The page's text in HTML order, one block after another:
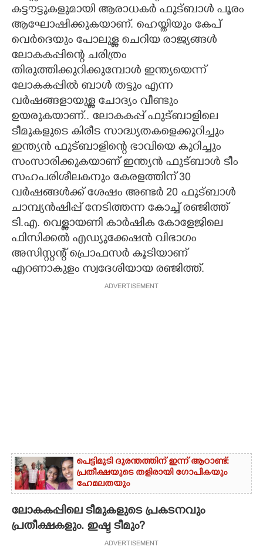
കട്ടൗട്ടുകളുമായി ആരാധകർ ഫുട്ബാൾ പൂരം
ആഘോഷിക്കുകയാണ്. ഹെയ്തിയും കേപ്
വെർദെയും പോലുള്ള ചെറിയ രാജ്യങ്ങൾ
ലോകകപ്പിന്റെ ചരിത്രം
തിരുത്തിക്കുറിക്കുമ്പോൾ ഇന്ത്യയെന്ന്
ലോകകപ്പിൽ ബാൾ തട്ടും എന്ന
വ‌ർഷങ്ങളായുള്ള ചോദ്യം വീണ്ടും
ഉയരുകയാണ്.. ലോകകപ്പ് ഫുട്ബാളിലെ
ടീമുകളുടെ കിരീട സാദ്ധ്യതകളെക്കുറിച്ചും
ഇന്ത്യൻ ഫുട്ബാളിന്റെ ഭാവിയെ കുറിച്ചും
സംസാരിക്കുകയാണ് ഇന്ത്യൻ ഫുട്ബാൾ ടീം
സഹപരിശീലകനും കേരളത്തിന് 30
വർഷങ്ങൾക്ക് ശേഷം അണ്ടർ 20 ഫുട്ബാൾ
ചാമ്പ്യൻഷിപ്പ് നേടിത്തന്ന കോച്ച് രഞ്ജിത്ത്
ടി.എ. വെള്ളായണി കാർഷിക കോളേജിലെ
ഫിസിക്കൽ എഡ്യുക്കേഷൻ വിഭാഗം
അസിസ്റ്റന്റ് പ്രൊഫസർ കൂടിയാണ്
എറണാകുളം സ്വദേശിയായ രഞ്ജിത്ത്.
ADVERTISEMENT
പെട്ടിമുടി ദുരന്തത്തിന് ഇന്ന് ആറാണ്ട്:
പ്രതീക്ഷയുടെ തളിരായി ഗോപികയും
ഹേമലതയും
ലോകകപ്പിലെ ടീമുകളുടെ പ്രകടനവും
പ്രതീക്ഷകളും. ഇഷ്ട ടീമും?
ADVERTISEMENT